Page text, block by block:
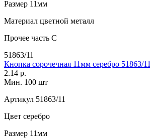
Размер 11мм
Материал цветной металл
Прочее часть C
51863/11
Кнопка сорочечная 11мм серебро 51863/11
2.14 р.
Мин. 100 шт
Артикул 51863/11
Цвет серебро
Размер 11мм